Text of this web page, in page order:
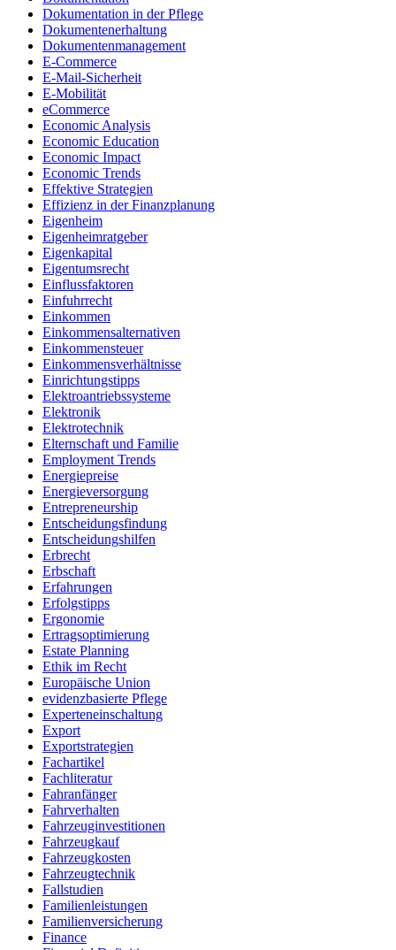
Dokumentation in der Pflege
Dokumentenerhaltung
Dokumentenmanagement
E-Commerce
E-Mail-Sicherheit
E-Mobilität
eCommerce
Economic Analysis
Economic Education
Economic Impact
Economic Trends
Effektive Strategien
Effizienz in der Finanzplanung
Eigenheim
Eigenheimratgeber
Eigenkapital
Eigentumsrecht
Einflussfaktoren
Einfuhrrecht
Einkommen
Einkommensalternativen
Einkommensteuer
Einkommensverhältnisse
Einrichtungstipps
Elektroantriebssysteme
Elektronik
Elektrotechnik
Elternschaft und Familie
Employment Trends
Energiepreise
Energieversorgung
Entrepreneurship
Entscheidungsfindung
Entscheidungshilfen
Erbrecht
Erbschaft
Erfahrungen
Erfolgstipps
Ergonomie
Ertragsoptimierung
Estate Planning
Ethik im Recht
Europäische Union
evidenzbasierte Pflege
Experteneinschaltung
Export
Exportstrategien
Fachartikel
Fachliteratur
Fahranfänger
Fahrverhalten
Fahrzeuginvestitionen
Fahrzeugkauf
Fahrzeugkosten
Fahrzeugtechnik
Fallstudien
Familienleistungen
Familienversicherung
Finance